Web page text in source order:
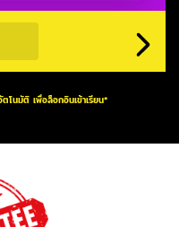
นมัติ เพื่อล็อกอินเข้าเรียน*